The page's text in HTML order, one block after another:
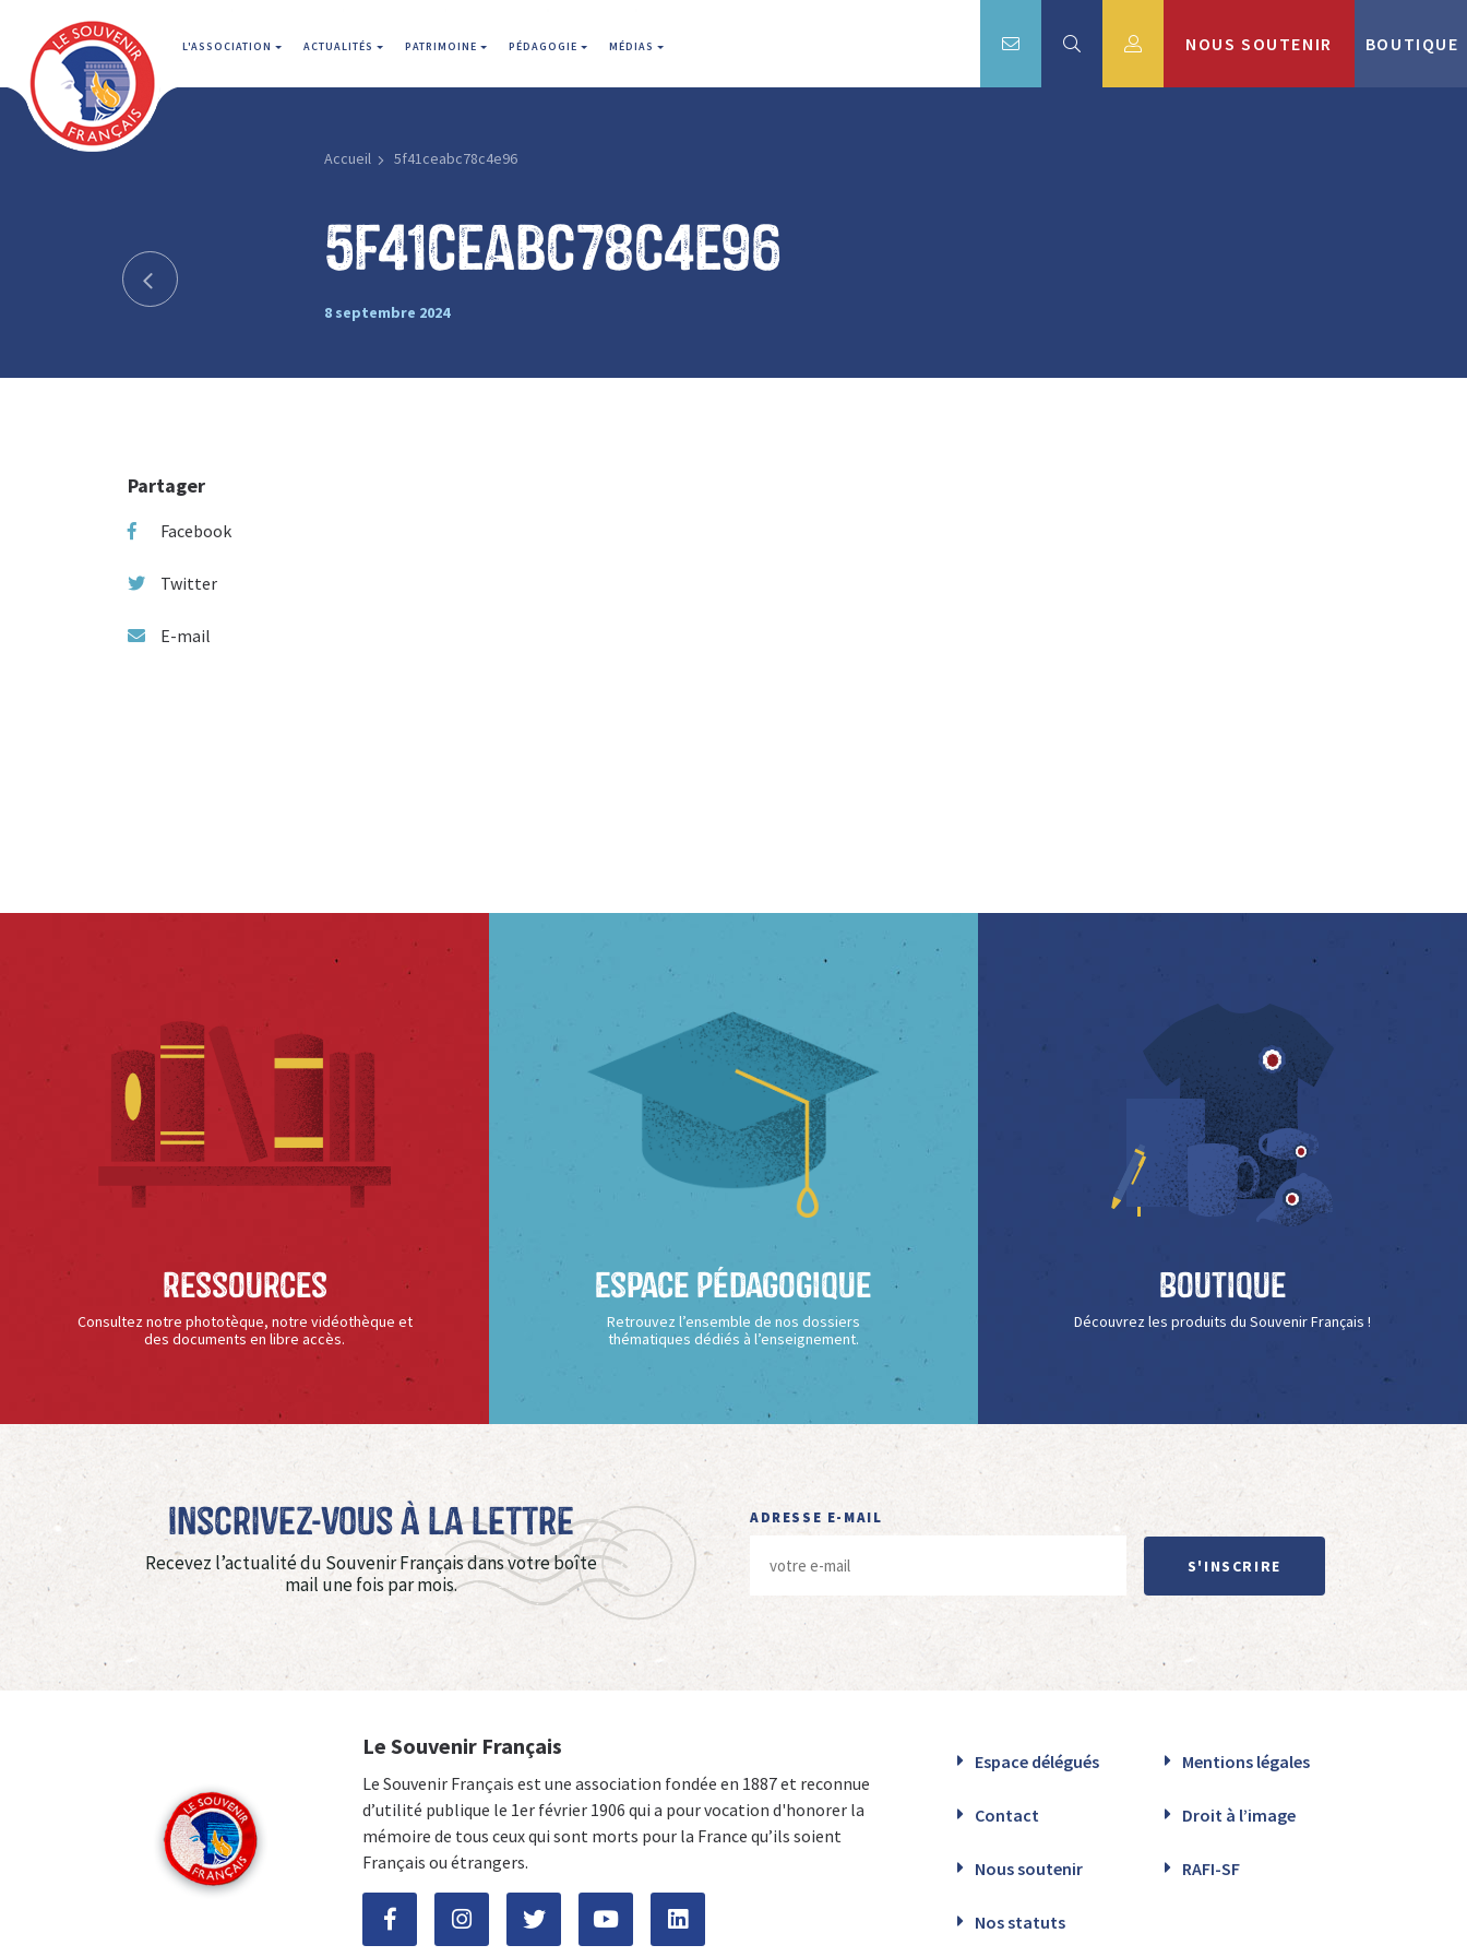
L'ASSOCIATION ACTUALITÉS PATRIMOINE PÉDAGOGIE MÉDIAS NOUS SOUTENIR BOUTIQUE
Accueil 5f41ceabc78c4e96
5f41ceabc78c4e96
8 septembre 2024
Partager
Facebook
Twitter
E-mail
Ressources
Consultez notre phototèque, notre vidéothèque et
des documents en libre accès.
Espace Pédagogique
Retrouvez l’ensemble de nos dossiers
thématiques dédiés à l’enseignement.
Boutique
Découvrez les produits du Souvenir Français !
Inscrivez-vous à La Lettre
Recevez l’actualité du Souvenir Français dans votre boîte
mail une fois par mois.
ADRESSE E-MAIL
S'INSCRIRE
Le Souvenir Français
Le Souvenir Français est une association fondée en 1887 et reconnue
d’utilité publique le 1er février 1906 qui a pour vocation d'honorer la
mémoire de tous ceux qui sont morts pour la France qu’ils soient
Français ou étrangers.
Espace délégués Mentions légales
Contact Droit à l’image
Nous soutenir RAFI-SF
Nos statuts